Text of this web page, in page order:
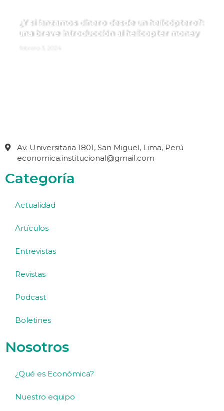
¿Y si lanzamos dinero desde un helicóptero?:
una breve introducción al helicopter money
Av. Universitaria 1801, San Miguel, Lima, Perú
economica.institucional@gmail.com
Categoría
Actualidad
Artículos
Entrevistas
Revistas
Podcast
Boletines
Nosotros
¿Qué es Económica?
Nuestro equipo